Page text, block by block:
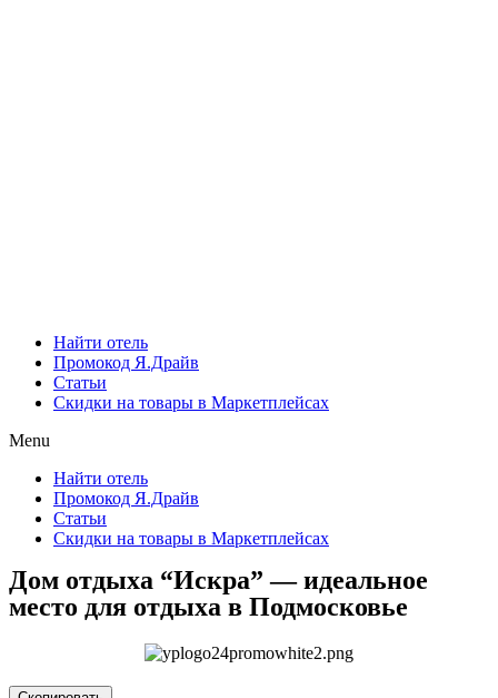
Найти отель
Промокод Я.Драйв
Статьи
Скидки на товары в Маркетплейсах
Menu
Найти отель
Промокод Я.Драйв
Статьи
Скидки на товары в Маркетплейсах
Дом отдыха “Искра” — идеальное
место для отдыха в Подмосковье